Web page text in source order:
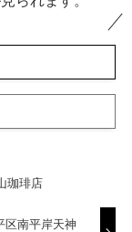
珈琲店
区南平岸天神